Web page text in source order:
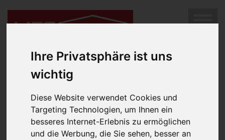
Ihre Privatsphäre ist uns
wichtig
Diese Website verwendet Cookies und
Targeting Technologien, um Ihnen ein
besseres Internet-Erlebnis zu ermöglichen
und die Werbung, die Sie sehen, besser an
SUCHEN